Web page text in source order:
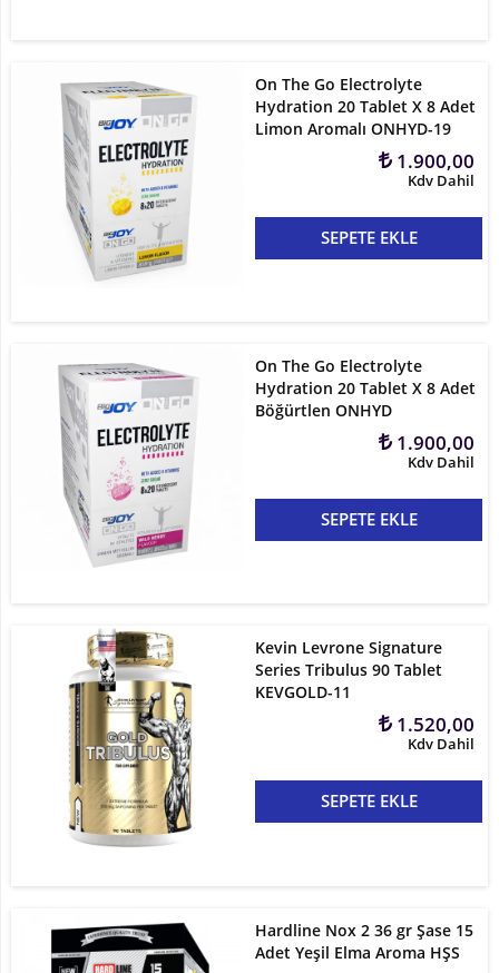
On The Go Electrolyte
Hydration 20 Tablet X 8 Adet
Limon Aromalı ONHYD-19
1.900,00
Kdv Dahil
SEPETE EKLE
On The Go Electrolyte
Hydration 20 Tablet X 8 Adet
Böğürtlen ONHYD
1.900,00
Kdv Dahil
SEPETE EKLE
Kevin Levrone Signature
Series Tribulus 90 Tablet
KEVGOLD-11
1.520,00
Kdv Dahil
SEPETE EKLE
Hardline Nox 2 36 gr Şase 15
Adet Yeşil Elma Aroma HŞS